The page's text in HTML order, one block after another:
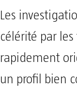
​Les
célérité par les
rapidement
un profil bien